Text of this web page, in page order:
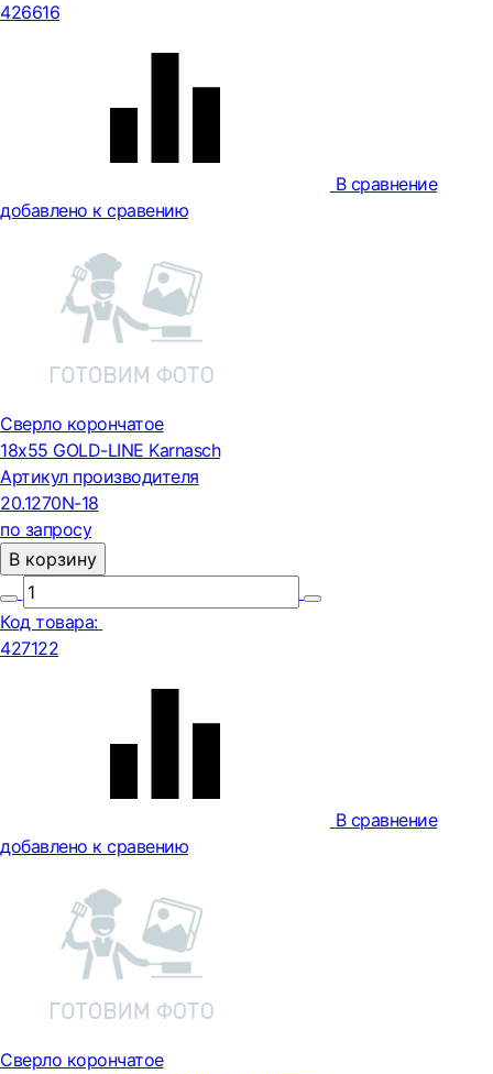
426616
В сравнение
добавлено к сравению
Сверло корончатое
18х55 GOLD-LINE Karnasch
Артикул производителя
20.1270N-18
по запросу
В корзину
Код товара:
427122
В сравнение
добавлено к сравению
Сверло корончатое